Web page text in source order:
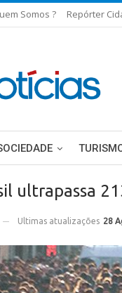
Somos ? Repórter
ultrapassa
Ultimas atualizações 28